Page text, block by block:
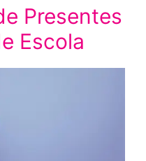
Presentes
Escola